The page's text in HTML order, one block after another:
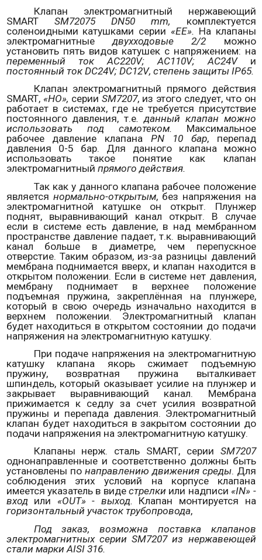
Клапан электромагнитный нержавеющий
SMART
SM72075 DN50mm, комплектуется
соленоидными катушками серии «EE». На клапаны
электромагнитные двухходовые 2/2 можно
установить пять видов катушек с напряжением: на
переменный ток AC220V; AC110V; AC24Vи
постоянный ток DC24V; DC12V, степень защиты IP65.
Клапан электромагнитный прямого действия
SMART,«НО», серии SM7207, из этого следует, что он
работает в системах, где не требуется присутствие
постоянного давления, т.е. данный клапан можно
использовать под самотеком. Максимальное
рабочее давление клапана PN 10 бар, перепад
давления 0-5 бар. Для данного клапана можно
использовать такое понятие как клапан
электромагнитный прямого действия.
Так как у данного клапана рабочее положение
является нормально-открытым, без напряжения на
электромагнитной катушке он открыт. Плунжер
поднят, выравнивающий канал открыт. В случае
если в системе есть давление, в над мембранном
пространстве давление падает, т.к. выравнивающий
канал больше в диаметре, чем перепускное
отверстие. Таким образом, из-за разницы давлений
мембрана поднимается вверх, и клапан находится в
открытом положении. Если в системе нет давления,
мембрану поднимает в верхнее положение
подъемная пружина, закреплённая на плунжере,
который в свою очередь изначально находится в
верхнем положении. Электромагнитный клапан
будет находиться в открытом состоянии до подачи
напряжения на электромагнитную катушку.
При подаче напряжения на электромагнитную
катушку клапана якорь сжимает подъемную
пружину, возвратная пружина выталкивает
шпиндель, который оказывает усилие на плунжер и
закрывает выравнивающий канал. Мембрана
прижимается к седлу за счет усилия возвратной
пружины и перепада давления. Электромагнитный
клапан будет находиться в закрытом состоянии до
подачи напряжения на электромагнитную катушку.
Клапаны нерж. сталь SMART, серии SM7207
однонаправленные и соответственно должны быть
установлены по направлению движения среды. Для
соблюдения этих условий на корпусе клапана
имеется указатель в виде стрелки или надписи «IN» -
входили «OUT» - выход. Клапан монтируется на
горизонтальный участок трубопровода,
Под заказ, возможна поставка клапанов
электромагнитных серии SM7207 из нержавеющей
стали марки AISI316.